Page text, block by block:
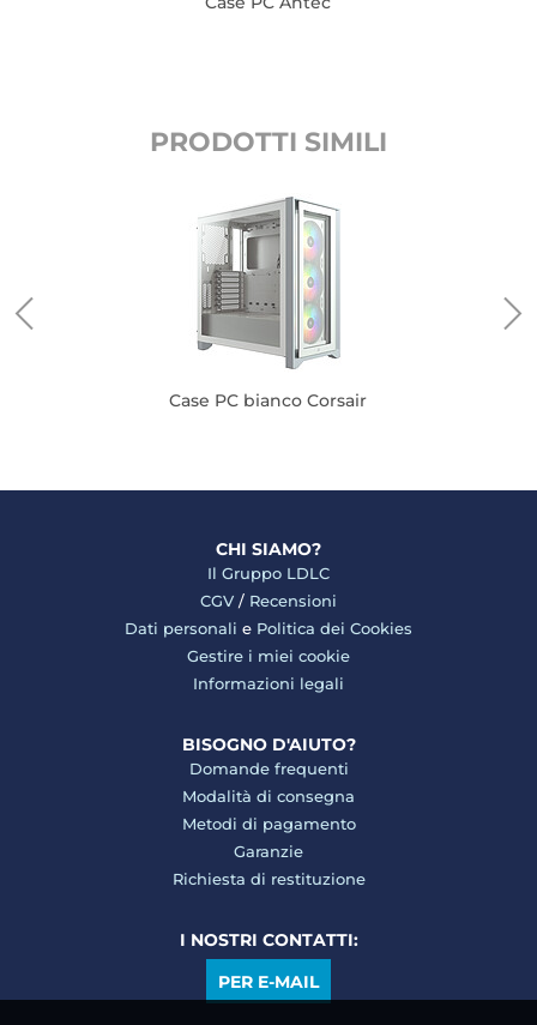
PRODOTTI SIMILI
Case PC bianco Corsair
CHI SIAMO?
Il Gruppo LDLC
CGV / Recensioni
Dati personali e Politica dei Cookies
Gestire i miei cookie
Informazioni legali
BISOGNO D'AIUTO?
Domande frequenti
Modalità di consegna
Metodi di pagamento
Garanzie
Richiesta di restituzione
I NOSTRI CONTATTI:
PER E-MAIL